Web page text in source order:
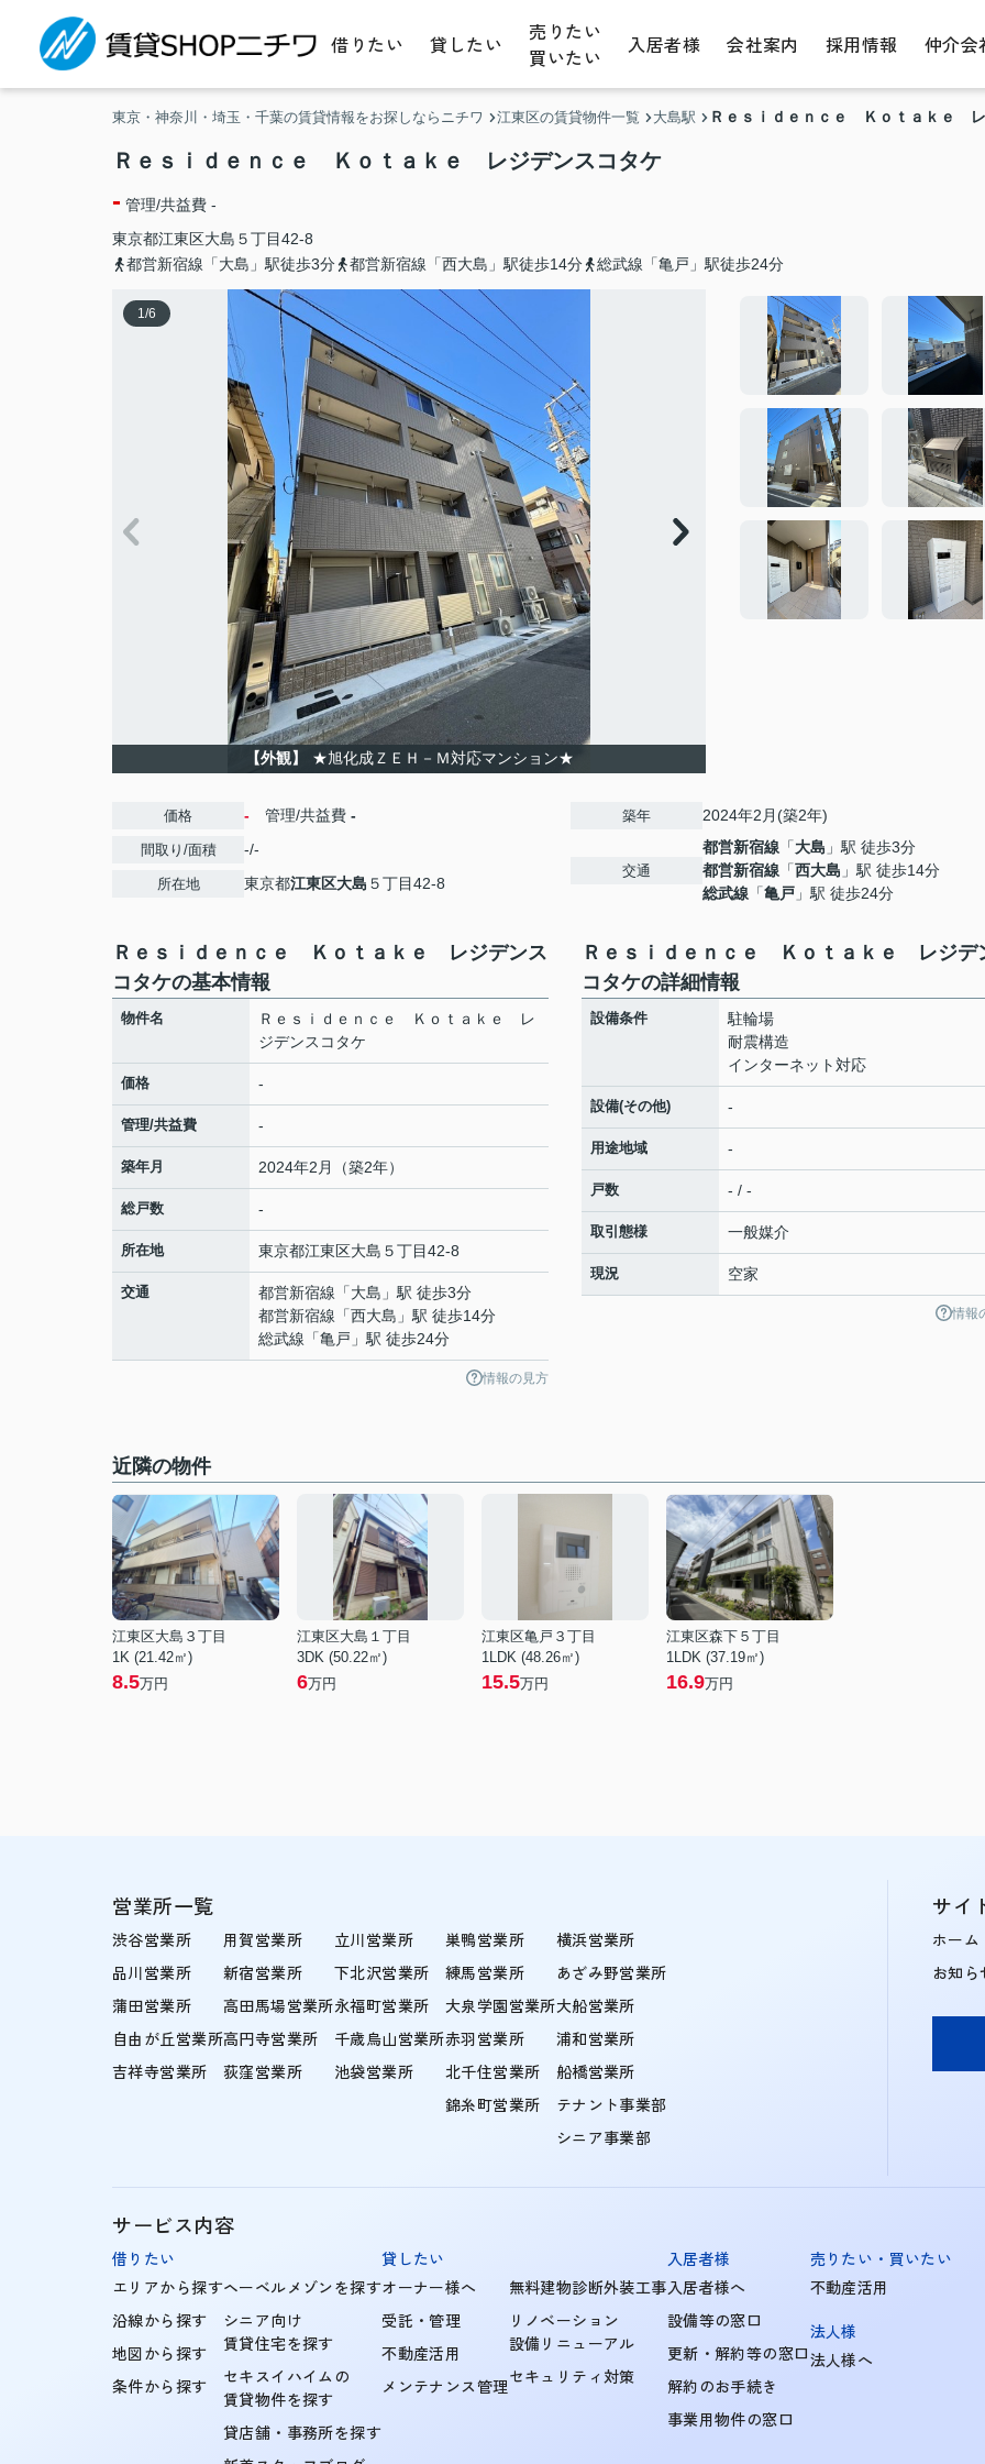
借りたい 貸したい
売りたい
買いたい
入居者様 会社案内 採用情報 仲介会
東京・神奈川・埼玉・千葉の賃貸情報をお探しならニチワ 江東区の賃貸物件一覧 大島駅 Ｒｅｓｉｄｅｎｃｅ Ｋｏｔａｋｅ
Ｒｅｓｉｄｅｎｃｅ Ｋｏｔａｋｅ レジデンスコタケ
- 管理/共益費 -
東京都江東区大島 ５丁目42-8
都営新宿線「大島」駅徒歩3分
都営新宿線「西大島」駅徒歩14分 総武線「亀戸」駅徒歩24分
1/6
【外観】 ★旭化成ＺＥＨ－Ｍ対応マンション★
価格 - 管理/共益費 -
間取り/面積 -/-
所在地 東京都江東区大島 ５丁目42-8
築年 2024年2月(築2年)
交通
都営新宿線 「大島 」駅 徒歩3分
都営新宿線 「西大島 」駅 徒歩14分
総武線 「亀戸 」駅 徒歩24分
Ｒｅｓｉｄｅｎｃｅ Ｋｏｔａｋｅ レジデンス
コタケの基本情報
物件名
Ｒｅｓｉｄｅｎｃｅ Ｋｏｔａｋｅ レ
ジデンスコタケ
価格 -
管理/共益費 -
築年月 2024年2月（築2年）
総戸数 -
所在地 東京都江東区大島 ５丁目42-8
交通 都営新宿線 「大島 」駅 徒歩3分
都営新宿線 「西大島 」駅 徒歩14分
総武線 「亀戸 」駅 徒歩24分
情報の見方
Ｒｅｓｉｄｅｎｃｅ Ｋｏｔａｋｅ レジデ
コタケの詳細情報
設備条件
駐輪場
耐震構造
インターネット対応
設備(その他) -
用途地域 -
戸数 - / -
取引態様 一般媒介
現況 空家
情報
近隣の物件
江東区大島３丁目
1K (21.42㎡)
8.5万円
江東区大島１丁目
3DK (50.22㎡)
6万円
江東区亀戸３丁目
1LDK (48.26㎡)
15.5万円
江東区森下５丁目
1LDK (37.19㎡)
16.9万円
営業所一覧
渋谷営業所
品川営業所
蒲田営業所
自由が丘営業所
吉祥寺営業所
用賀営業所
新宿営業所
高田馬場営業所
高円寺営業所
荻窪営業所
立川営業所
下北沢営業所
永福町営業所
千歳烏山営業所
池袋営業所
巣鴨営業所
練馬営業所
大泉学園営業所
赤羽営業所
北千住営業所
錦糸町営業所
横浜営業所
あざみ野営業所
大船営業所
浦和営業所
船橋営業所
テナント事業部
シニア事業部
サイ
ホーム
お知ら
サービス内容
借りたい
エリアから探す
沿線から探す
地図から探す
条件から探す
ヘーベルメゾンを探す
シニア向け
賃貸住宅を探す
セキスイハイムの
賃貸物件を探す
貸店舗・事務所を探す
貸したい
オーナー様へ
受託・管理
不動産活用
メンテナンス管理
無料建物診断外装工事
リノベーション
設備リニューアル
セキュリティ対策
入居者様
入居者様へ
設備等の窓口
更新・解約等の窓口
解約のお手続き
事業用物件の窓口
売りたい・買いたい
不動産活用
法人様
法人様へ